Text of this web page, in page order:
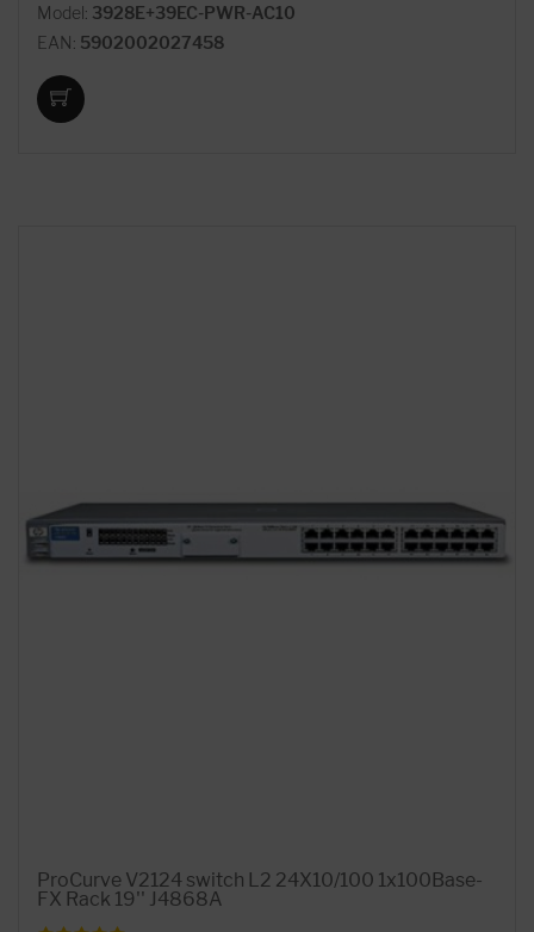
Model: 3928E+39EC-PWR-AC10
EAN: 5902002027458
ProCurve V2124 switch L2 24X10/100 1x100Base-
FX Rack 19'' J4868A